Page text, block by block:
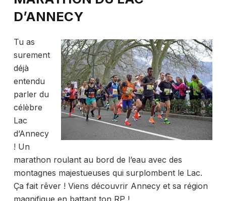
D’ANNECY
Tu as
surement
déjà
entendu
parler du
célèbre
Lac
d’Annecy
! Un
marathon roulant au bord de l’eau avec des
montagnes majestueuses qui surplombent le Lac.
Ça fait rêver ! Viens découvrir Annecy et sa région
magnifique en battant ton RP !